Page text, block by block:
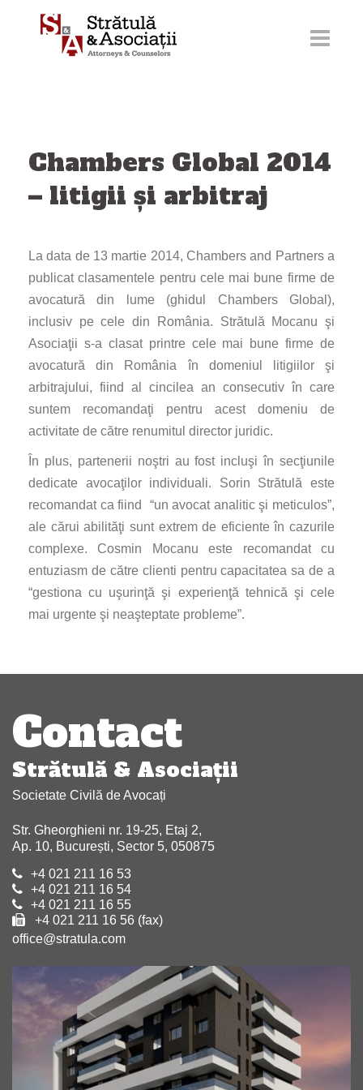
Chambers Global 2014
– litigii și arbitraj
La data de 13 martie 2014, Chambers and Partners a
publicat clasamentele pentru cele mai bune firme de
avocatură din lume (ghidul Chambers Global),
inclusiv pe cele din România. Strătulă Mocanu şi
Asociaţii s-a clasat printre cele mai bune firme de
avocatură din România în domeniul litigiilor şi
arbitrajului, fiind al cincilea an consecutiv în care
suntem recomandaţi pentru acest domeniu de
activitate de către renumitul director juridic.
În plus, partenerii noştri au fost incluşi în secţiunile
dedicate avocaţilor individuali. Sorin Strătulă este
recomandat ca fiind “un avocat analitic şi meticulos”,
ale cărui abilităţi sunt extrem de eficiente în cazurile
complexe. Cosmin Mocanu este recomandat cu
entuziasm de către clienti pentru capacitatea sa de a
“gestiona cu uşurinţă şi experienţă tehnică şi cele
mai urgente şi neaşteptate probleme”.
Navigare
articole
Contact
Strătulă & Asociaţii
Societate Civilă de Avocați
Str. Gheorghieni nr. 19-25, Etaj 2,
Ap. 10, București, Sector 5, 050875
+4 021 211 16 53
+4 021 211 16 54
+4 021 211 16 55
+4 021 211 16 56 (fax)
office@stratula.com